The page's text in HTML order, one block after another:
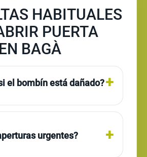
HABITUALES
PUERTA
BAGÀ
el bombín está dañado?
urgentes?